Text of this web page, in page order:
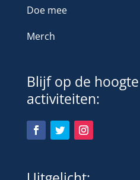
Doe mee
Merch
Blijf op de
activiteiten: